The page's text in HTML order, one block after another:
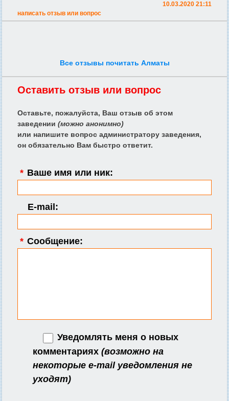
10.03.2020 21:11
написать отзыв или вопрос
Все отзывы почитать Алматы
Оставить отзыв или вопрос
Оставьте, пожалуйста, Ваш отзыв об этом
заведении (можно анонимно)
или напишите вопрос администратору заведения,
он обязательно Вам быстро ответит.
* Ваше имя или ник:
E-mail:
* Сообщение:
Уведомлять меня о новых
комментариях (возможно на
некоторые e-mail уведомления не
уходят)